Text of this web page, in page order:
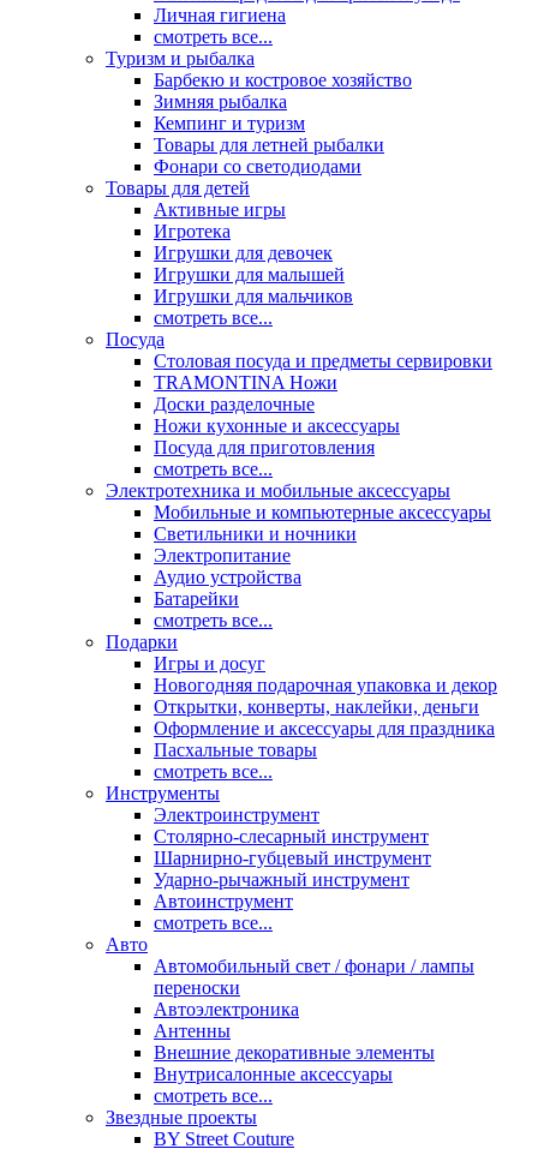
Личная гигиена
смотреть все...
Туризм и рыбалка
Барбекю и костровое хозяйство
Зимняя рыбалка
Кемпинг и туризм
Товары для летней рыбалки
Фонари со светодиодами
Товары для детей
Активные игры
Игротека
Игрушки для девочек
Игрушки для малышей
Игрушки для мальчиков
смотреть все...
Посуда
Столовая посуда и предметы сервировки
TRAMONTINA Ножи
Доски разделочные
Ножи кухонные и аксессуары
Посуда для приготовления
смотреть все...
Электротехника и мобильные аксессуары
Мобильные и компьютерные аксессуары
Светильники и ночники
Электропитание
Аудио устройства
Батарейки
смотреть все...
Подарки
Игры и досуг
Новогодняя подарочная упаковка и декор
Открытки, конверты, наклейки, деньги
Оформление и аксессуары для праздника
Пасхальные товары
смотреть все...
Инструменты
Электроинструмент
Столярно-слесарный инструмент
Шарнирно-губцевый инструмент
Ударно-рычажный инструмент
Автоинструмент
смотреть все...
Авто
Автомобильный свет / фонари / лампы
переноски
Автоэлектроника
Антенны
Внешние декоративные элементы
Внутрисалонные аксессуары
смотреть все...
Звездные проекты
BY Street Couture